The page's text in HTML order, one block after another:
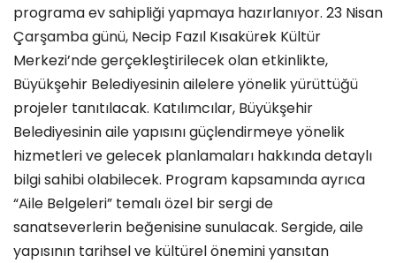
programa ev sahipliği yapmaya hazırlanıyor. 23 Nisan
Çarşamba günü, Necip Fazıl Kısakürek Kültür
Merkezi’nde gerçekleştirilecek olan etkinlikte,
Büyükşehir Belediyesinin ailelere yönelik yürüttüğü
projeler tanıtılacak. Katılımcılar, Büyükşehir
Belediyesinin aile yapısını güçlendirmeye yönelik
hizmetleri ve gelecek planlamaları hakkında detaylı
bilgi sahibi olabilecek. Program kapsamında ayrıca
“Aile Belgeleri” temalı özel bir sergi de
sanatseverlerin beğenisine sunulacak. Sergide, aile
yapısının tarihsel ve kültürel önemini yansıtan